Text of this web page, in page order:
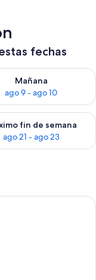
fechas
- ago 9
Mañana
ago 9 - ago 10
la disponibilidad
semana ago 14 -
fin de semana
ago 21 - ago 23
la disponibilidad
de hotel con cama,